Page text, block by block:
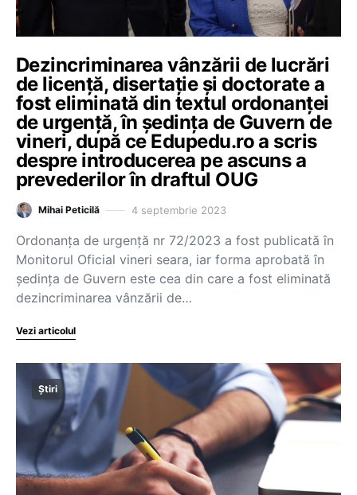
Dezincriminarea vânzării de lucrări
de licență, disertație și doctorate a
fost eliminată din textul ordonanței
de urgență, în ședința de Guvern de
vineri, după ce Edupedu.ro a scris
despre introducerea pe ascuns a
prevederilor în draftul OUG
Mihai Peticilă 4 septembrie 2023
Ordonanța de urgență nr 72/2023 a fost publicată în
Monitorul Oficial vineri seara, iar forma aprobată în
ședința de Guvern este cea din care a fost eliminată
dezincriminarea vânzării de…
Vezi articolul
Știri